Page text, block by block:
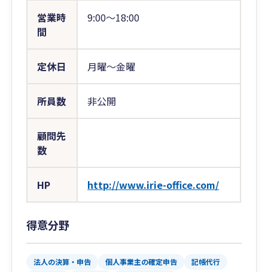
営業時
間
9:00〜18:00
定休日 月曜～金曜
所員数 非公開
顧問先
数
HP http://www.irie-office.com/
得意分野
法人の決算・申告 個人事業主の確定申告
記帳代行